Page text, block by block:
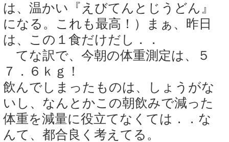
は、温かい『えびてんとじうどん』
になる。これも最高！）まぁ、昨日
は、この１食だけだし．．
てな訳で、今朝の体重測定は、５
７．６ｋｇ！
飲んでしまったものは、しょうがな
いし、なんとかこの朝飲みで減った
体重を減量に役立てなくては．．な
んて、都合良く考えてる。